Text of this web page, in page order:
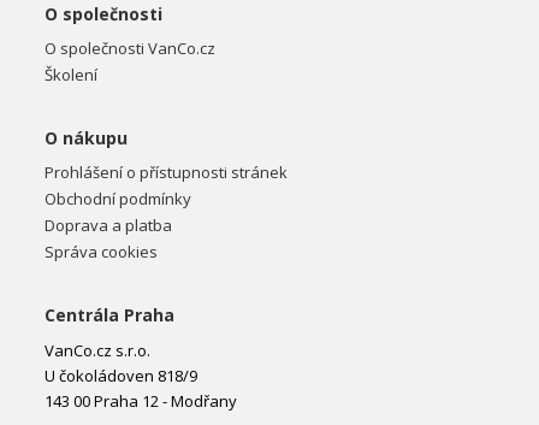
O společnosti
O společnosti VanCo.cz
Školení
O nákupu
Prohlášení o přístupnosti stránek
Obchodní podmínky
Doprava a platba
Správa cookies
Centrála Praha
VanCo.cz s.r.o.
U čokoládoven 818/9
143 00 Praha 12 - Modřany